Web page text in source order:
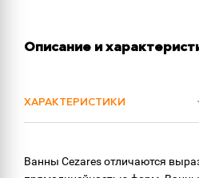
Описание и
ХАРАКТЕРИСТИКИ
Ванны Cezares отличаются